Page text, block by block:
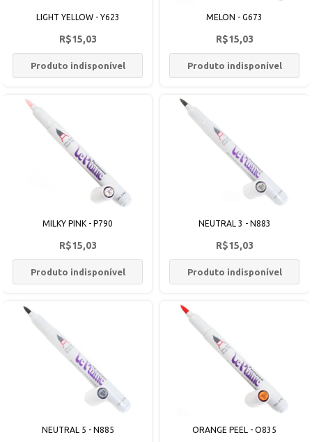
LIGHT YELLOW - Y623
R$15,03
Produto indisponível
MELON - G673
R$15,03
Produto indisponível
MILKY PINK - P790
R$15,03
Produto indisponível
NEUTRAL 3 - N883
R$15,03
Produto indisponível
NEUTRAL 5 - N885 ORANGE PEEL - O835